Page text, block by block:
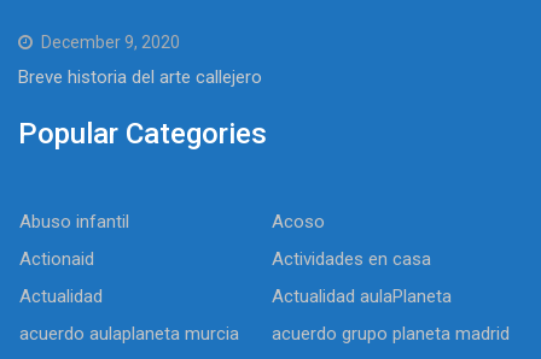
December 9, 2020
Breve historia del arte callejero
Popular Categories
Abuso infantil
Acoso
Actionaid
Actividades en casa
Actualidad
Actualidad aulaPlaneta
acuerdo aulaplaneta murcia
acuerdo grupo planeta madrid